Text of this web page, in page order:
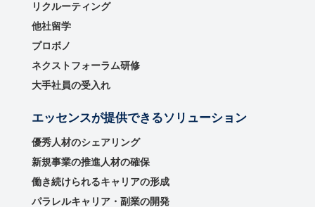
リクルーティング
他社留学
プロボノ
ネクストフォーラム研修
大手社員の受入れ
エッセンスが提供できるソリューション
優秀⼈材のシェアリング
新規事業の推進⼈材の確保
働き続けられるキャリアの形成
パラレルキャリア・副業の開発